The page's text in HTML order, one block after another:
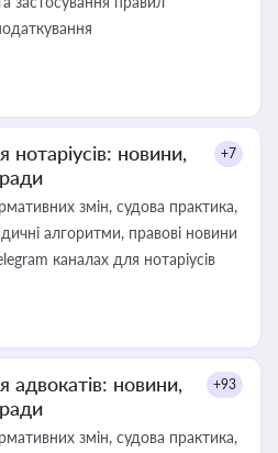
новини,
+7
змін, судова практика,
алгоритми, правові новини
каналах для нотаріусів
адвокатів: новини,
+93
змін, судова практика,